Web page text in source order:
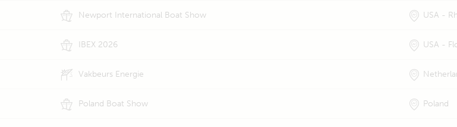
Newport International Boat Show USA -
IBEX 2026 USA -
Vakbeurs Energie
Poland Boat Show Poland